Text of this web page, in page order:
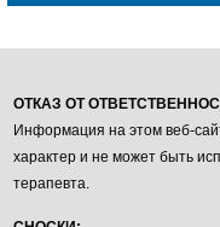
ОТКАЗ ОТ
Информация на этом веб-
характер и не может быть
терапевта.